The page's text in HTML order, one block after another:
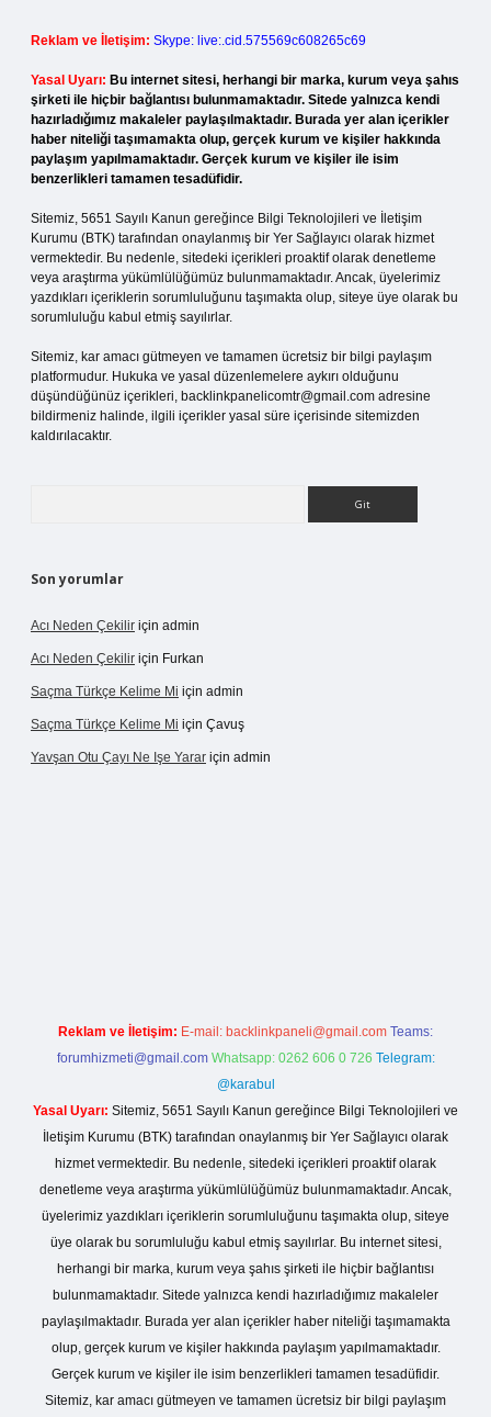
Reklam ve İletişim: Skype: live:.cid.575569c608265c69
Yasal Uyarı: Bu internet sitesi, herhangi bir marka, kurum veya şahıs
şirketi ile hiçbir bağlantısı bulunmamaktadır. Sitede yalnızca kendi
hazırladığımız makaleler paylaşılmaktadır. Burada yer alan içerikler
haber niteliği taşımamakta olup, gerçek kurum ve kişiler hakkında
paylaşım yapılmamaktadır. Gerçek kurum ve kişiler ile isim
benzerlikleri tamamen tesadüfidir.
Sitemiz, 5651 Sayılı Kanun gereğince Bilgi Teknolojileri ve İletişim
Kurumu (BTK) tarafından onaylanmış bir Yer Sağlayıcı olarak hizmet
vermektedir. Bu nedenle, sitedeki içerikleri proaktif olarak denetleme
veya araştırma yükümlülüğümüz bulunmamaktadır. Ancak, üyelerimiz
yazdıkları içeriklerin sorumluluğunu taşımakta olup, siteye üye olarak bu
sorumluluğu kabul etmiş sayılırlar.
Sitemiz, kar amacı gütmeyen ve tamamen ücretsiz bir bilgi paylaşım
platformudur. Hukuka ve yasal düzenlemelere aykırı olduğunu
düşündüğünüz içerikleri, backlinkpanelicomtr@gmail.com adresine
bildirmeniz halinde, ilgili içerikler yasal süre içerisinde sitemizden
kaldırılacaktır.
Son yorumlar
Acı Neden Çekilir için admin
Acı Neden Çekilir için Furkan
Saçma Türkçe Kelime Mi için admin
Saçma Türkçe Kelime Mi için Çavuş
Yavşan Otu Çayı Ne Işe Yarar için admin
Reklam ve İletişim: E-mail: backlinkpaneli@gmail.com Teams:
forumhizmeti@gmail.com Whatsapp: 0262 606 0 726 Telegram:
@karabul
Yasal Uyarı: Sitemiz, 5651 Sayılı Kanun gereğince Bilgi Teknolojileri ve
İletişim Kurumu (BTK) tarafından onaylanmış bir Yer Sağlayıcı olarak
hizmet vermektedir. Bu nedenle, sitedeki içerikleri proaktif olarak
denetleme veya araştırma yükümlülüğümüz bulunmamaktadır. Ancak,
üyelerimiz yazdıkları içeriklerin sorumluluğunu taşımakta olup, siteye
üye olarak bu sorumluluğu kabul etmiş sayılırlar. Bu internet sitesi,
herhangi bir marka, kurum veya şahıs şirketi ile hiçbir bağlantısı
bulunmamaktadır. Sitede yalnızca kendi hazırladığımız makaleler
paylaşılmaktadır. Burada yer alan içerikler haber niteliği taşımamakta
olup, gerçek kurum ve kişiler hakkında paylaşım yapılmamaktadır.
Gerçek kurum ve kişiler ile isim benzerlikleri tamamen tesadüfidir.
Sitemiz, kar amacı gütmeyen ve tamamen ücretsiz bir bilgi paylaşım